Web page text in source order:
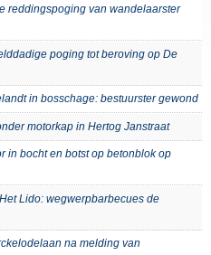
reddingspoging van wandelaarster
poging tot beroving op De
in bosschage: bestuurster gewond
motorkap in Hertog Janstraat
in bocht en botst op betonblok op
Lido: wegwerpbarbecues de
na melding van